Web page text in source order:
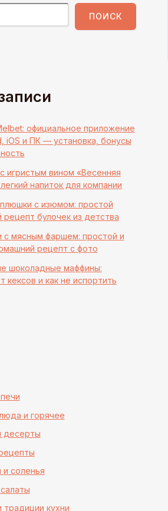
ПОИСК
официальное приложение
iOS и ПК — установка, бонусы
игристым вином «Весенняя
напиток для компании
с изюмом: простой
булочек из детства
с мясным фаршем: простой и
рецепт с фото
шоколадные маффины:
кексов и как не испортить
и горячее
десерты
и соленья
традиции кухни